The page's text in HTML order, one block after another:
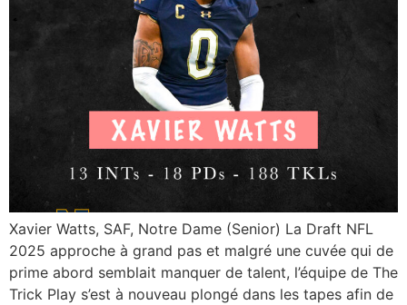
Xavier Watts, SAF, Notre Dame (Senior) La Draft NFL
2025 approche à grand pas et malgré une cuvée qui de
prime abord semblait manquer de talent, l’équipe de The
Trick Play s’est à nouveau plongé dans les tapes afin de